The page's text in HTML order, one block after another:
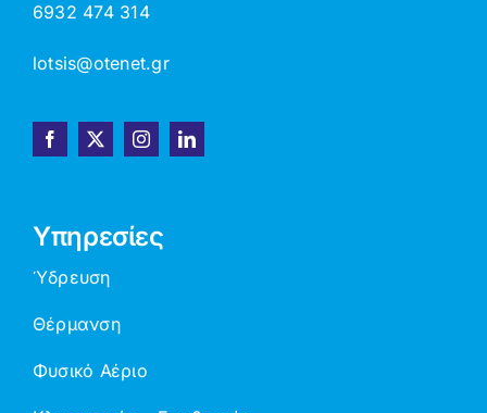
6932 474 314
lotsis@otenet.gr
Υπηρεσίες
Ύδρευση
Θέρμανση
Φυσικό Αέριο